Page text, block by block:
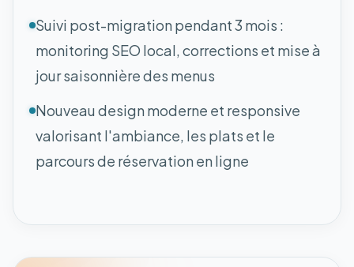
Suivi post-migration pendant 3 mois :
monitoring SEO local, corrections et mise à
jour saisonnière des menus
Nouveau design moderne et responsive
valorisant l'ambiance, les plats et le
parcours de réservation en ligne